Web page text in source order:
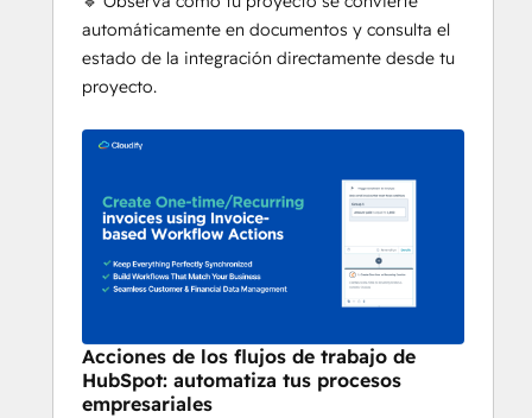
actualizada en tu CRM
personalizadas para cada flujo de trabajo
🚀 Sin gastos de configuración,
incorporación rápida y asistencia de
automáticamente en documentos y consulta el
estado de la integración directamente desde tu
proyecto.
Acciones de los flujos de trabajo de
HubSpot: automatiza tus procesos
empresariales